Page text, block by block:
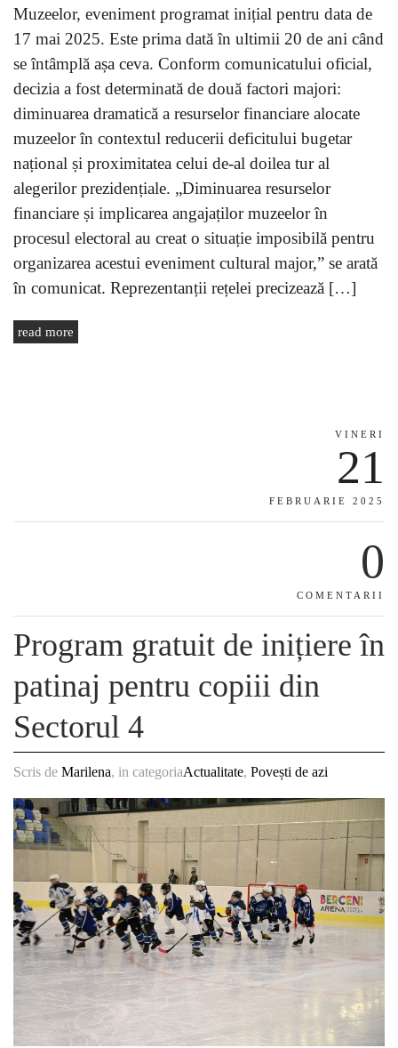
Muzeelor, eveniment programat inițial pentru data de
17 mai 2025. Este prima dată în ultimii 20 de ani când
se întâmplă așa ceva. Conform comunicatului oficial,
decizia a fost determinată de două factori majori:
diminuarea dramatică a resurselor financiare alocate
muzeelor în contextul reducerii deficitului bugetar
național și proximitatea celui de-al doilea tur al
alegerilor prezidențiale. „Diminuarea resurselor
financiare și implicarea angajaților muzeelor în
procesul electoral au creat o situație imposibilă pentru
organizarea acestui eveniment cultural major,” se arată
în comunicat. Reprezentanții rețelei precizează […]
read more
VINERI
21
FEBRUARIE 2025
0
COMENTARII
Program gratuit de inițiere în
patinaj pentru copiii din
Sectorul 4
Scris de Marilena, in categoriaActualitate, Povești de azi